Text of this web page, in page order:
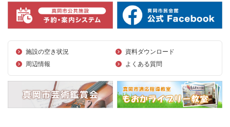
施設の空き状況
資料ダウンロード
周辺情報
よくある質問